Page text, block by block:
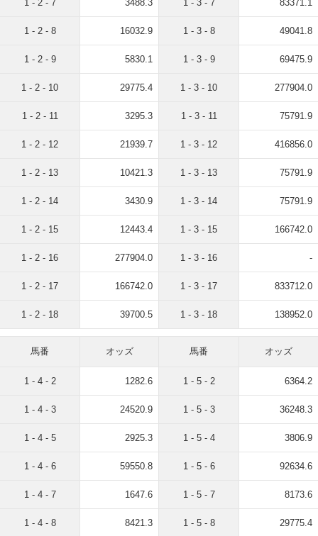
1 - 2 - 7 3488.3
1 - 2 - 8 16032.9
1 - 2 - 9 5830.1
1 - 2 - 10 29775.4
1 - 2 - 11 3295.3
1 - 2 - 12 21939.7
1 - 2 - 13 10421.3
1 - 2 - 14 3430.9
1 - 2 - 15 12443.4
1 - 2 - 16 277904.0
1 - 2 - 17 166742.0
1 - 2 - 18 39700.5
1 - 3 - 7 83371.1
1 - 3 - 8 49041.8
1 - 3 - 9 69475.9
1 - 3 - 10 277904.0
1 - 3 - 11 75791.9
1 - 3 - 12 416856.0
1 - 3 - 13 75791.9
1 - 3 - 14 75791.9
1 - 3 - 15 166742.0
1 - 3 - 16 -
1 - 3 - 17 833712.0
1 - 3 - 18 138952.0
馬番 オッズ
1 - 4 - 2 1282.6
1 - 4 - 3 24520.9
1 - 4 - 5 2925.3
1 - 4 - 6 59550.8
1 - 4 - 7 1647.6
1 - 4 - 8 8421.3
馬番 オッズ
1 - 5 - 2 6364.2
1 - 5 - 3 36248.3
1 - 5 - 4 3806.9
1 - 5 - 6 92634.6
1 - 5 - 7 8173.6
1 - 5 - 8 29775.4